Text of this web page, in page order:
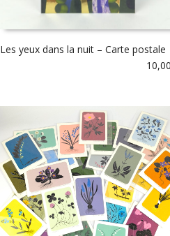
Les yeux dans la nuit – Carte postale
10,00